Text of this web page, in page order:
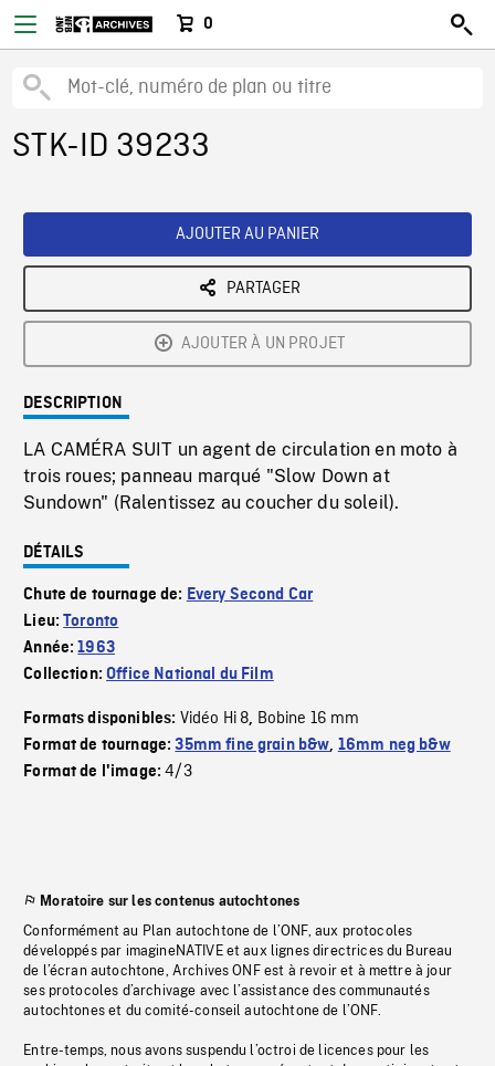
0
STK-ID 39233
AJOUTER AU PANIER
PARTAGER
AJOUTER À UN PROJET
DESCRIPTION
LA CAMÉRA SUIT un agent de circulation en moto à
trois roues; panneau marqué "Slow Down at
Sundown" (Ralentissez au coucher du soleil).
DÉTAILS
Chute de tournage de: Every Second Car
Lieu:Toronto
Année:1963
Collection:Office National du Film
Formats disponibles: Vidéo Hi 8, Bobine 16 mm
Format de tournage:35mm fine grain b&w, 16mm neg b&w
Format de l'image:4/3
Moratoire sur les contenus autochtones
Conformément au Plan autochtone de l’ONF, aux protocoles
développés par imagineNATIVE et aux lignes directrices du Bureau
de l’écran autochtone, Archives ONF est à revoir et à mettre à jour
ses protocoles d’archivage avec l’assistance des communautés
autochtones et du comité-conseil autochtone de l’ONF.
Entre-temps, nous avons suspendu l’octroi de licences pour les